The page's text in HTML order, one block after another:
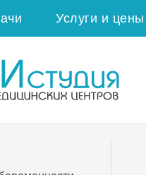
Услуги и цены